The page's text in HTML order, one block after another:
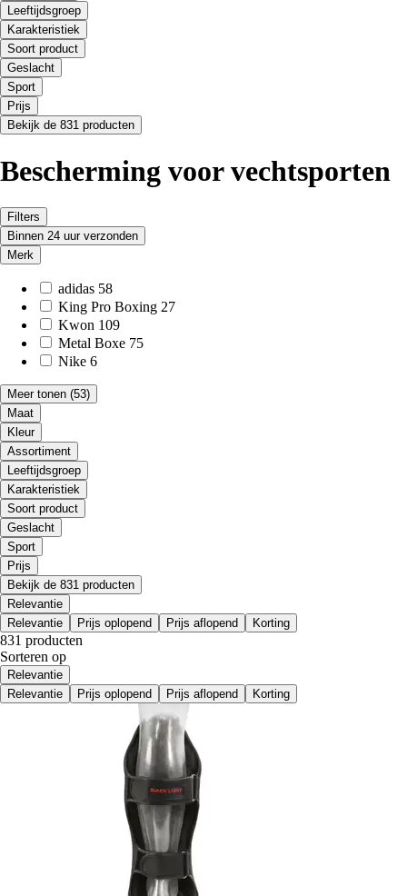
Leeftijdsgroep
Karakteristiek
Soort product
Geslacht
Sport
Prijs
Bekijk de 831 producten
Bescherming voor vechtsporten
Filters
Binnen 24 uur verzonden
Merk
adidas 58
King Pro Boxing 27
Kwon 109
Metal Boxe 75
Nike 6
Meer tonen (53)
Maat
Kleur
Assortiment
Leeftijdsgroep
Karakteristiek
Soort product
Geslacht
Sport
Prijs
Bekijk de 831 producten
Relevantie
Relevantie
Prijs oplopend Prijs aflopend Korting
831 producten
Sorteren op
Relevantie
Relevantie
Prijs oplopend Prijs aflopend Korting